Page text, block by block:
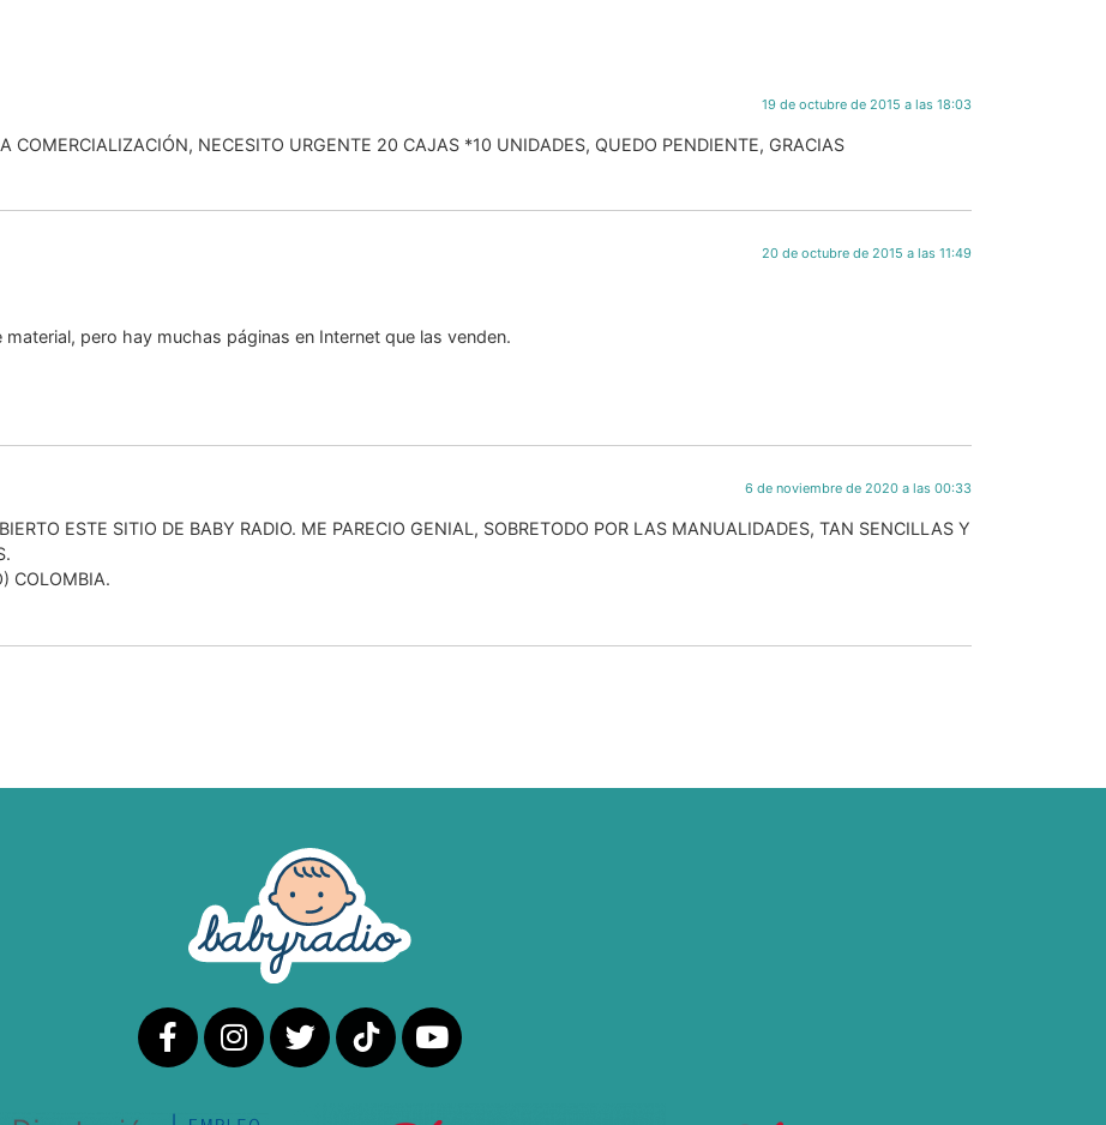
19 de octubre de 2015 a las 18:03
COMERCIALIZACIÓN, NECESITO URGENTE 20 CAJAS *10 UNIDADES, QUEDO PENDIENTE, GRACIAS
20 de octubre de 2015 a las 11:49
pero hay muchas páginas en Internet que las venden.
6 de noviembre de 2020 a las 00:33
ESTE SITIO DE BABY RADIO. ME PARECIO GENIAL, SOBRETODO POR LAS MANUALIDADES, TAN SENCILLAS Y
COLOMBIA.